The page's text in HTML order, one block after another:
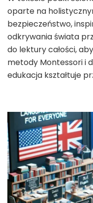
oparte na
bezpieczeństwo,
odkrywania świata
do lektury całości,
metody Montessori i
edukacja kształtuje